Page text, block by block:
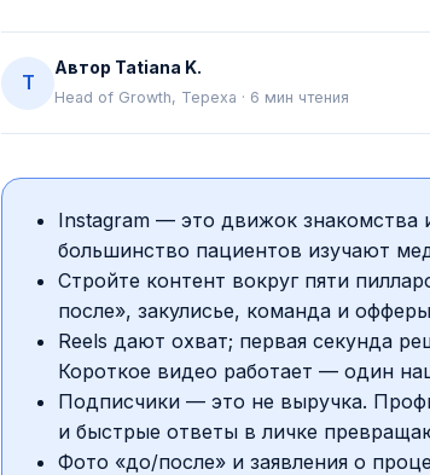
T
Автор Tatiana K.
Head of Growth, Tepexa · 6 мин чтения
Instagram — это движок знакомства
большинство пациентов изучают
Стройте контент вокруг пяти
после», закулисье, команда и
Reels дают охват; первая секунда
Короткое видео работает — один
Подписчики — это не выручка.
и быстрые ответы в личке
Фото «до/после» и заявления о